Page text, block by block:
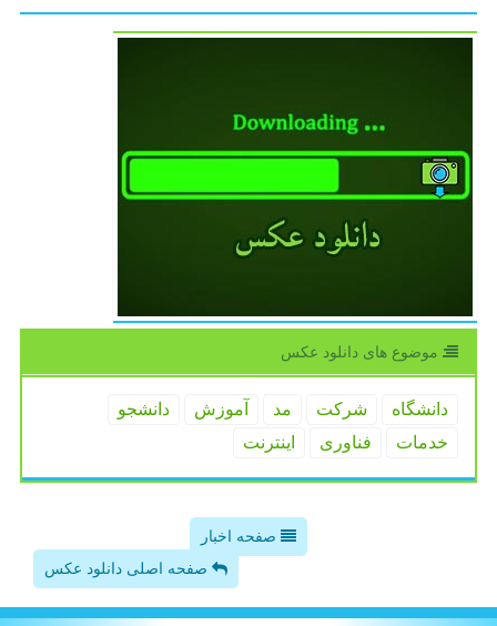
موضوع های دانلود عكس
دانشگاه شركت مد آموزش
دانشجو
خدمات
فناوری اینترنت
صفحه اخبار
صفحه اصلی دانلود عکس